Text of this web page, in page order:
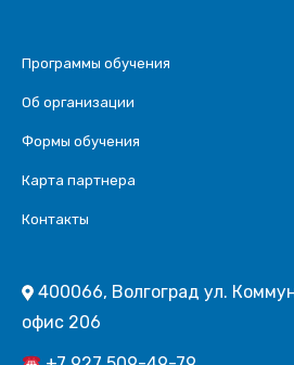
Программы обучения
Об организации
Формы обучения
Карта партнера
Контакты
400066, Волгоград ул.
офис 206